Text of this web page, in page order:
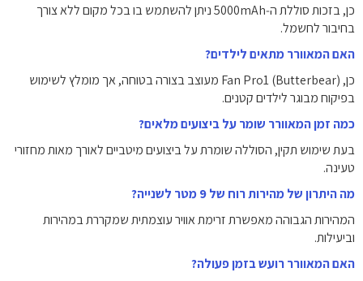
כן, בזכות סוללת ה‑‎5000mAh‎ ניתן להשתמש בו בכל מקום ללא צורך
בחיבור לחשמל.
האם המאוורר מתאים לילדים?
כן, Fan Pro1 (Butterbear) מעוצב בצורה בטוחה, אך מומלץ לשימוש
בפיקוח מבוגר לילדים קטנים.
כמה זמן המאוורר שומר על ביצועים מלאים?
בעת שימוש תקין, הסוללה שומרת על ביצועים מיטביים לאורך מאות מחזורי
טעינה.
מה היתרון של מהירות רוח של ‎9‎ מטר לשנייה?
המהירות הגבוהה מאפשרת זרימת אוויר עוצמתית שמקררת במהירות
וביעילות.
האם המאוורר רועש בזמן פעולה?